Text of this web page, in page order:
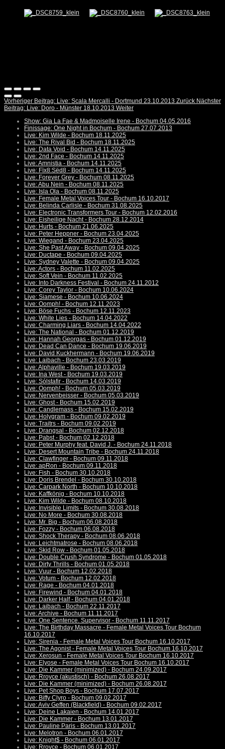
Vorheriger Beitrag: Live: Scala Mercalli - Dortmund 23.10.2013 Zurück Nächster
Beitrag: Live: Doro - Münster 18.10.2013 Weiter
Show: Gia La Fae & Madmoiselle Irene - Bochum 04.05.2016
Finissage: One Night in Bochum - Bochum 27.07.2013
Live: Kim Wilde - Bochum 18.11.2025
Live: The Rival Bid - Bochum 18.11.2025
Live: Data Void - Bochum 14.11.2025
Live: 2nd Face - Bochum 14.11.2025
Live: Amnistia - Bochum 14.11.2025
Live: Fïx8:Sëd8 - Bochum 14.11.2025
Live: Forever Grey - Bochum 08.11.2025
Live: Abu Nein - Bochum 08.11.2025
Live: Isla Ola - Bochum 08.11.2025
Live: Female Metal Voices Tour - Bochum 16.10.2017
Live: Belinda Carlisle - Bochum 31.08.2025
Live: Electronic Transformers Tour - Bochum 12.02.2016
Live: Eisheilige Nacht - Bochum 28.12.2014
Live: Hurts - Bochum 21.06.2025
Live: Peter Heppner - Bochum 23.04.2025
Live: Wiegand - Bochum 23.04.2025
Live: She Past Away - Bochum 09.04.2025
Live: Ductape - Bochum 09.04.2025
Live: Sydney Valette - Bochum 09.04.2025
Live: Actors - Bochum 11.02.2025
Live: Soft Vein - Bochum 11.02.2025
Live: Into Darkness Festival - Bochum 24.11.2012
Live: Corey Taylor - Bochum 10.06.2024
Live: Siamese - Bochum 10.06.2024
Live: Oomph! - Bochum 12.11.2023
Live: Böse Fuchs - Bochum 12.11.2023
Live: White Lies - Bochum 14.04.2022
Live: Charming Liars - Bochum 14.04.2022
Live: The National - Bochum 01.12.2019
Live: Hannah Georgas - Bochum 01.12.2019
Live: Dead Can Dance - Bochum 19.06.2019
Live: David Kuckhermann - Bochum 19.06.2019
Live: Laibach - Bochum 23.03.2019
Live: Alphaville - Bochum 19.03.2019
Live: Ina West - Bochum 19.03.2019
Live: Sólstafir - Bochum 14.03.2019
Live: Oomph! - Bochum 05.03.2019
Live: Nervenbeisser - Bochum 05.03.2019
Live: Ghost - Bochum 15.02.2019
Live: Candlemass - Bochum 15.02.2019
Live: Holygram - Bochum 09.02.2019
Live: Traitrs - Bochum 09.02.2019
Live: Drangsal - Bochum 02.12.2018
Live: Pabst - Bochum 02.12.2018
Live: Peter Murphy feat. David J. - Bochum 24.11.2018
Live: Desert Mountain Tribe - Bochum 24.11.2018
Live: Clawfinger - Bochum 09.11.2018
Live: apRon - Bochum 09.11.2018
Live: Fish - Bochum 30.10.2018
Live: Doris Brendel - Bochum 30.10.2018
Live: Carpark North - Bochum 10.10.2018
Live: Kaffkönig - Bochum 10.10.2018
Live: Kim Wilde - Bochum 08.10.2018
Live: Invisible Limits - Bochum 30.08.2018
Live: No More - Bochum 30.08.2018
Live: Mr. Big - Bochum 06.08.2018
Live: Fozzy - Bochum 06.08.2018
Live: Shock Therapy - Bochum 08.06.2018
Live: Leichtmatrose - Bochum 08.06.2018
Live: Skid Row - Bochum 01.05.2018
Live: Double Crush Syndrome - Bochum 01.05.2018
Live: Dirty Thrills - Bochum 01.05.2018
Live: Vuur - Bochum 12.02.2018
Live: Votum - Bochum 12.02.2018
Live: Rage - Bochum 04.01.2018
Live: Firewind - Bochum 04.01.2018
Live: Darker Half - Bochum 04.01.2018
Live: Laibach - Bochum 22.11.2017
Live: Archive - Bochum 11.11.2017
Live: One Sentence. Supervisor - Bochum 11.11.2017
Live: The Birthday Massacre - Female Metal Voices Tour Bochum
16.10.2017
Live: Sirenia - Female Metal Voices Tour Bochum 16.10.2017
Live: The Agonist - Female Metal Voices Tour Bochum 16.10.2017
Live: Xerosun - Female Metal Voices Tour Bochum 16.10.2017
Live: Elyose - Female Metal Voices Tour Bochum 16.10.2017
Live: Die Kammer (minimized) - Bochum 24.09.2017
Live: Rroyce (akustisch) - Bochum 26.08.2017
Live: Die Kammer (minimized) - Bochum 26.08.2017
Live: Pet Shop Boys - Bochum 17.07.2017
Live: Biffy Clyro - Bochum 09.02.2017
Live: Aviv Geffen (Blackfield) - Bochum 09.02.2017
Live: Deine Lakaien - Bochum 14.01.2017
Live: Die Kammer - Bochum 13.01.2017
Live: Pauline Paris - Bochum 13.01.2017
Live: Melotron - Bochum 06.01.2017
Live: Knight$ - Bochum 06.01.2017
Live: Rroyce - Bochum 06.01.2017